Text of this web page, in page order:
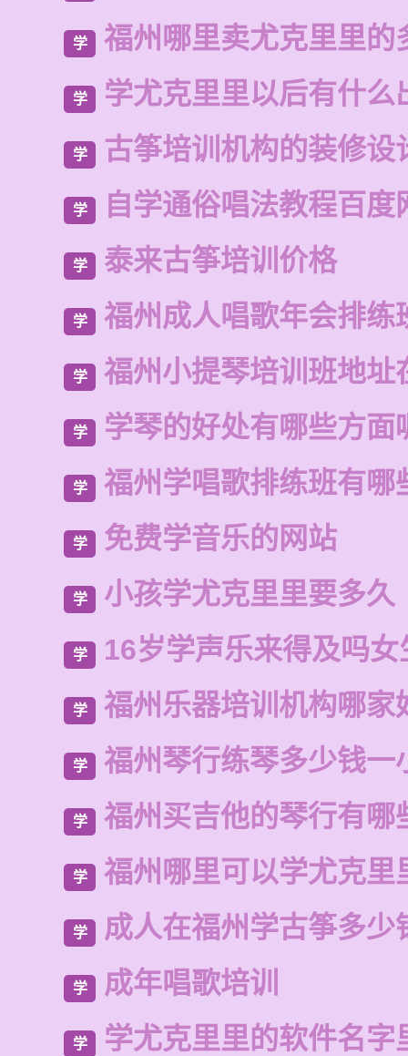
学 福州哪里卖尤克里里的
学 学尤克里里以后有什么
学 古筝培训机构的装修设
学 自学通俗唱法教程百度
学 泰来古筝培训价格
学 福州成人唱歌年会排练
学 福州小提琴培训班地址
学 学琴的好处有哪些方面
学 福州学唱歌排练班有哪
学 免费学音乐的网站
学 小孩学尤克里里要多久
学 16岁学声乐来得及吗女
学 福州乐器培训机构哪家
学 福州琴行练琴多少钱一
学 福州买吉他的琴行有哪
学 福州哪里可以学尤克里
学 成人在福州学古筝多少
学 成年唱歌培训
学 学尤克里里的软件名字